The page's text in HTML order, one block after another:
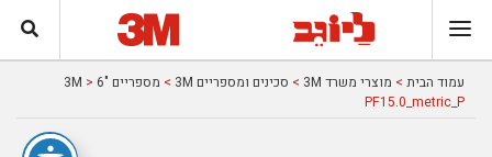
עמוד הבית > מוצרי משרד 3M > סכינים ומספריים 3M > מספריים "6 3M
>
PF15.0_metric_P